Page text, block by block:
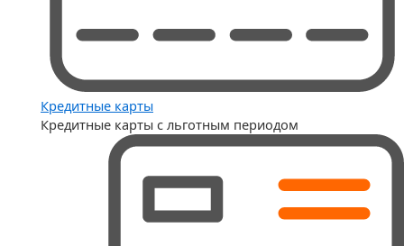
Кредитные карты
Кредитные карты с льготным периодом